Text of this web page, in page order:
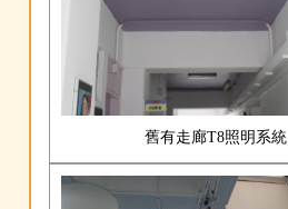
舊有走廊T8照明系統